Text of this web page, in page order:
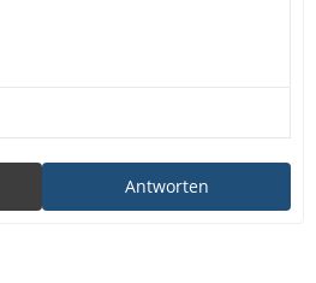
Antworten